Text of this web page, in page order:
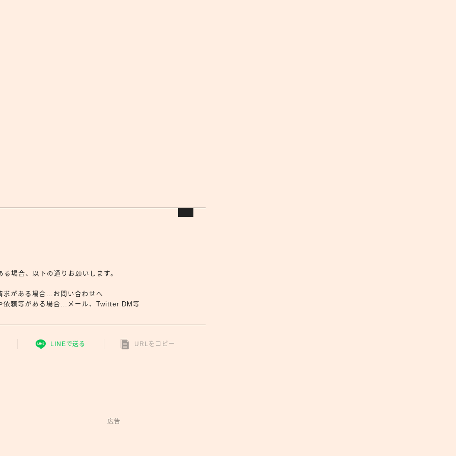
場合、以下の通りお願いします。
求がある場合…お問い合わせへ
依頼等がある場合…メール、Twitter DM等
LINEで送る URLをコピー
広告